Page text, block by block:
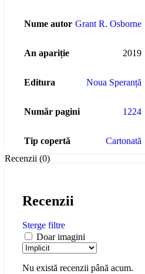
Nume autor Grant R. Osborne
An apariție 2019
Editura Noua Speranță
Număr pagini 1224
Tip copertă
Cartonată
Recenzii (0)
Recenzii
Sterge filtre
Doar imagini
Nu există recenzii până acum.